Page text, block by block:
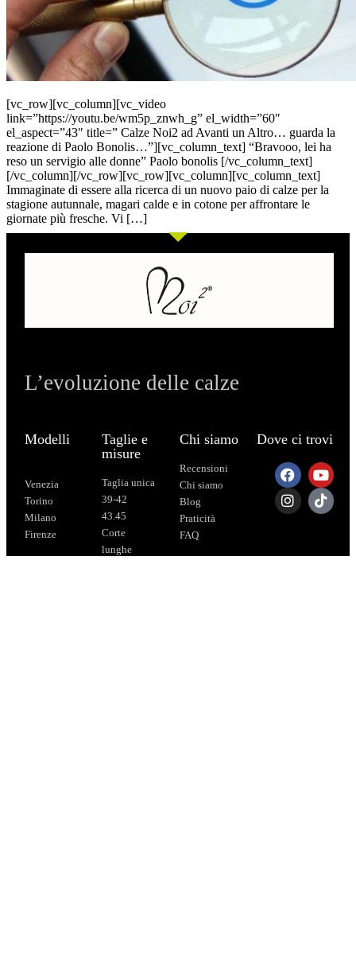
[vc_row][vc_column][vc_video
link=”https://youtu.be/wm5p_znwh_g” el_width=”60″
el_aspect=”43″ title=” Calze Noi2 ad Avanti un Altro… guarda la
reazione di Paolo Bonolis…”][vc_column_text] “Bravooo, lei ha
reso un servigio alle donne” Paolo bonolis [/vc_column_text]
[/vc_column][/vc_row][vc_row][vc_column][vc_column_text]
Immaginate di essere alla ricerca di un nuovo paio di calze per la
stagione autunnale, magari calde e in cotone per affrontare le
giornate più fresche. Vi […]
L’evoluzione delle calze
Modelli
Venezia
Torino
Milano
Firenze
Taglie e
misure
Taglia unica
39-42
43.45
Corte
lunghe
Chi siamo
Recensioni
Chi siamo
Blog
Praticità
FAQ
Dove ci trovi